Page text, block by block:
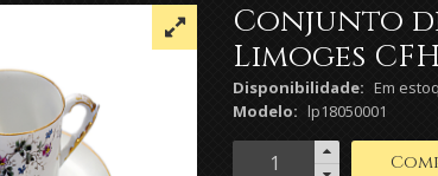
Conjunto
Limoges
Disponibilidade: Em
Modelo: lp18050001